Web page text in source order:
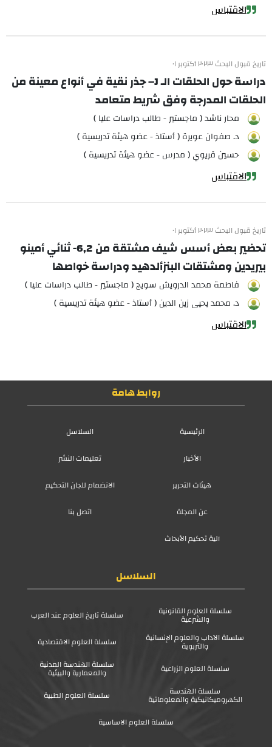
الاقتباس
تاريخ قبول البحث ٢٠٢٣ أكتوبر ٠١
دراسة حول الحلقات الـ J– جذر نقية في أنواع معينة من
الحلقات المدرجة وفق شريط متعامد
محار ناشد ( ماجستير - طالب دراسات عليا )
د. صفوان عويرة ( أستاذ - عضو هيئة تدريسية )
حسين قريوي ( مدرس - عضو هيئة تدريسية )
الاقتباس
تاريخ قبول البحث ٢٠٢٣ أكتوبر ٠١
تحضير بعض أسس شيف مشتقة من 6,2- ثنائي أمينو
بيريدين ومشتقات البنزألدهيد ودراسة خواصها
فاطمة محمد الدرويش سويج ( ماجستير - طالب دراسات عليا )
د. محمد يحيى زين الدين ( أستاذ - عضو هيئة تدريسية )
الاقتباس
روابط هامة
الرئيسية
السلاسل
الأخبار
تعليمات النشر
هيئات التحرير
الانضمام للجان التحكيم
عن المجلة
اتصل بنا
آلية تحكيم الأبحاث
السلاسل
سلسلة العلوم القانونية
والشرعية
سلسلة تاريخ العلوم عند العرب
سلسلة الآداب والعلوم الإنسانية
والتربوية
سلسلة العلوم الاقتصادية
سلسلة العلوم الزراعية
سلسلة الهندسة المدنية
والمعمارية والبيئية
سلسلة الهندسة
الكهروميكانيكية والمعلوماتية
سلسلة العلوم الطبية
سلسلة العلوم الاساسية